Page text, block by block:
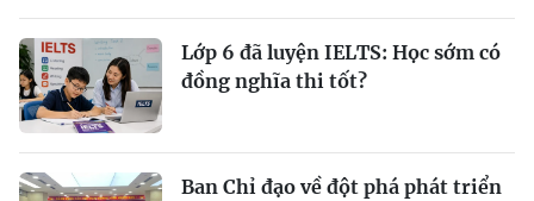
Lớp 6 đã luyện IELTS: Học sớm có
đồng nghĩa thi tốt?
Ban Chỉ đạo về đột phá phát triển